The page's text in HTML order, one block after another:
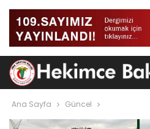
Ana Sayfa Güncel